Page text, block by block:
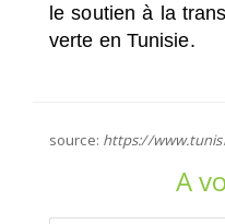
le soutien à la
verte en Tunisie.
source: https://
A